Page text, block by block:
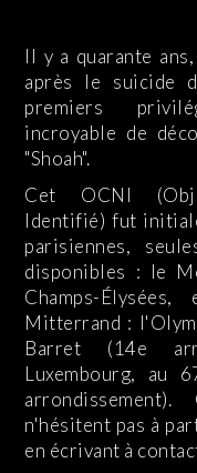
Il y a quarante
après le suicide
premiers
incroyable de
"Shoah".
Cet OCNI
Identifié) fut
parisiennes,
disponibles : le
Champs-
Mitterrand :
Barret (14e
Luxembourg, au
n'hésitent pas à
en écrivant à